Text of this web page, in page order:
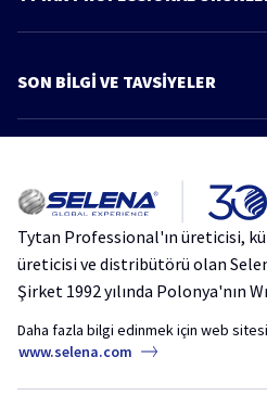
Bilgi ve Tavsiye
PU Köpük Yapıştırıcılar
Kimyasal Dübel
Aerosoller
SON BİLGİ VE TAVSİYELER
Daha fazla makale
Protect
Silikon ve Mastik Rehberi:
Yalıtım Sorunlarına Pratik Çözümler:
Tytan Professional'ın üreticisi,
üreticisi ve distribütörü olan
Şirket 1992 yılında Polonya'nın
Daha fazla bilgi edinmek için web
www.selena.com